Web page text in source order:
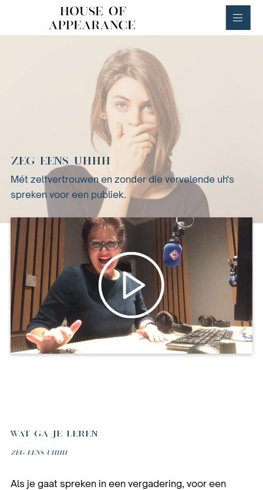
ZEG EENS UHHH
Mét zelfvertrouwen en zonder die vervelende uh's
spreken voor een publiek.
WAT GA JE LEREN
Zeg eens uhhh
Als je gaat spreken in een vergadering, voor een